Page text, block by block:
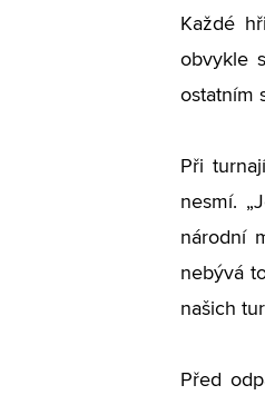
Každé
obvykle
ostatním
Při
nesmí.
národní
nebývá
našich
Před